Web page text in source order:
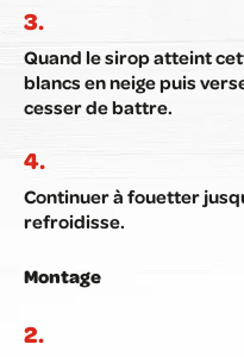
Quand le sirop atteint
blancs en neige puis
cesser de battre.
Continuer à fouetter
refroidisse.
Montage